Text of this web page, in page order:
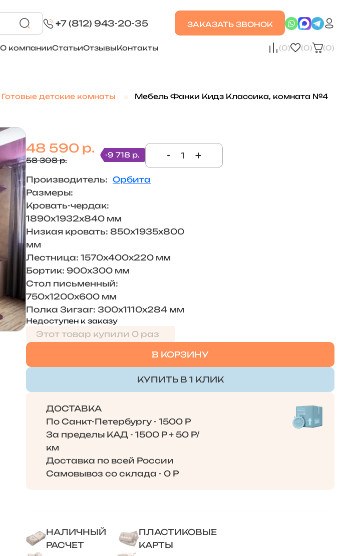
+7 (812) 943-20-35 ЗАКАЗАТЬ ЗВОНОК
О компанииСтатьиОтзывыКонтакты (0) (0) (0)
Готовые детские комнаты Мебель Фанки Кидз Классика, комната №4
48 590 р.
58 308 р.
-9 718 р. - +
Производитель: Орбита
Размеры:
Кровать-чердак:
1890х1932х840 мм
Низкая кровать: 850х1935х800
мм
Лестница: 1570х400х220 мм
Бортик: 900х300 мм
Стол письменный:
750х1200х600 мм
Полка Зигзаг: 300х1110х284 мм
Недоступен к заказу
Этот товар купили 0 раз
В КОРЗИНУ
КУПИТЬ В 1 КЛИК
ДОСТАВКА
По Санкт-Петербургу - 1500 Р
За пределы КАД - 1500 Р + 50 Р/
км
Доставка по всей России
Самовывоз со склада - 0 Р
НАЛИЧНЫЙ
РАСЧЕТ
ПЛАСТИКОВЫЕ
КАРТЫ